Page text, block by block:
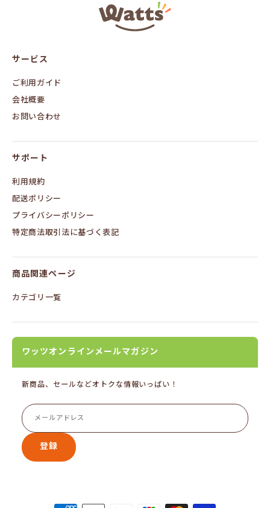
ワ
ッ
サービス
ご利用ガイド
会社概要
お問い合わせ
サポート
利用規約
配送ポリシー
プライバシーポリシー
特定商法取引法に基づく表記
商品関連ページ
カテゴリ一覧
ワッツオンラインメールマガジン
新商品、セールなどオトクな情報いっぱい！
登録